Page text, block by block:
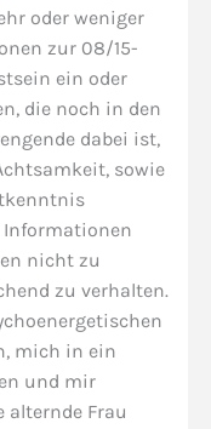
oder weniger
zur 08/15-
ein oder
die noch in den
dabei ist,
sowie
Informationen
nicht zu
zu verhalten.
mich in ein
und mir
alternde Frau